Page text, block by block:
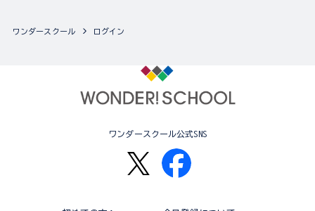
ワンダースクール ログイン
ワンダースクール公式SNS